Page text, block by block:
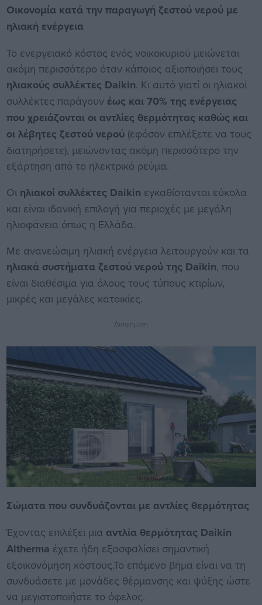
Οικονομία κατά την παραγωγή ζεστού νερού με
ηλιακή ενέργεια
Το ενεργειακό κόστος ενός νοικοκυριού μειώνεται
ακόμη περισσότερο όταν κάποιος αξιοποιήσει τους
ηλιακούς συλλέκτες Daikin. Κι αυτό γιατί οι ηλιακοί
συλλέκτες παράγουν έως και 70% της ενέργειας
που χρειάζονται οι αντλίες θερμότητας καθώς και
οι λέβητες ζεστού νερού(εφόσον επιλέξετε να τους
διατηρήσετε), μειώνοντας ακόμη περισσότερο την
εξάρτηση από το ηλεκτρικό ρεύμα.
Οι ηλιακοί συλλέκτες Daikin εγκαθίστανται εύκολα
και είναι ιδανική επιλογή για περιοχές με μεγάλη
ηλιοφάνεια όπως η Ελλάδα.
Με ανανεώσιμη ηλιακή ενέργεια λειτουργούν και τα
ηλιακά συστήματα ζεστού νερού της Daikin, που
είναι διαθέσιμα για όλους τους τύπους κτιρίων,
μικρές και μεγάλες κατοικίες.
Διαφήμιση
Σώματα που συνδυάζονται με αντλίες θερμότητας
Έχοντας επιλέξει μια αντλία θερμότητας Daikin
Altherma έχετε ήδη εξασφαλίσει σημαντική
εξοικονόμηση κόστους.Το επόμενο βήμα είναι να τη
συνδυάσετε με μονάδες θέρμανσης και ψύξης ώστε
να μεγιστοποιήστε το όφελος.